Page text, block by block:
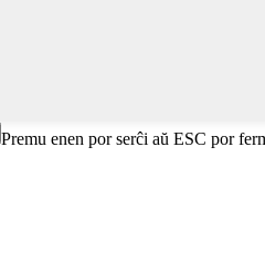
Premu enen por serĉi aŭ ESC por